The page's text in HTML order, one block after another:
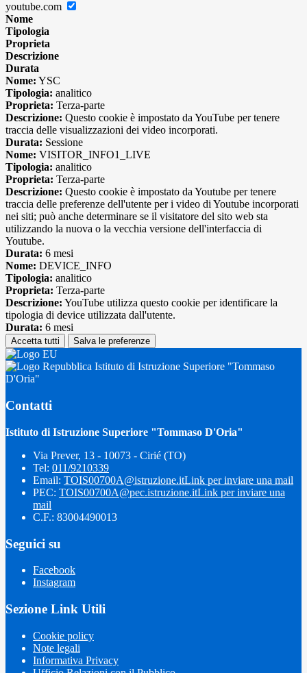
youtube.com
Nome
Tipologia
Proprieta
Descrizione
Durata
Nome: YSC
Tipologia: analitico
Proprieta: Terza-parte
Descrizione: Questo cookie è impostato da YouTube per tenere
traccia delle visualizzazioni dei video incorporati.
Durata: Sessione
Nome: VISITOR_INFO1_LIVE
Tipologia: analitico
Proprieta: Terza-parte
Descrizione: Questo cookie è impostato da Youtube per tenere
traccia delle preferenze dell'utente per i video di Youtube incorporati
nei siti; può anche determinare se il visitatore del sito web sta
utilizzando la nuova o la vecchia versione dell'interfaccia di
Youtube.
Durata: 6 mesi
Nome: DEVICE_INFO
Tipologia: analitico
Proprieta: Terza-parte
Descrizione: YouTube utilizza questo cookie per identificare la
tipologia di device utilizzata dall'utente.
Durata: 6 mesi
Accetta tutti Salva le preferenze
Istituto di Istruzione Superiore "Tommaso
D'Oria"
Contatti
Istituto di Istruzione Superiore "Tommaso D'Oria"
Via Prever, 13 - 10073 - Cirié (TO)
Tel: 011/9210339
Email: TOIS00700A@istruzione.itLink per inviare una mail
PEC: TOIS00700A@pec.istruzione.itLink per inviare una
mail
C.F.: 83004490013
Seguici su
Facebook
Instagram
Sezione Link Utili
Cookie policy
Note legali
Informativa Privacy